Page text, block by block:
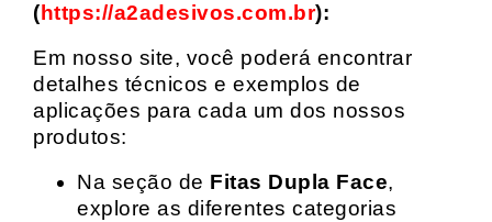
(https://a2adesivos.com.br):
Em nosso site, você poderá encontrar
detalhes técnicos e exemplos de
aplicações para cada um dos nossos
produtos:
Na seção de Fitas Dupla Face,
explore as diferentes categorias